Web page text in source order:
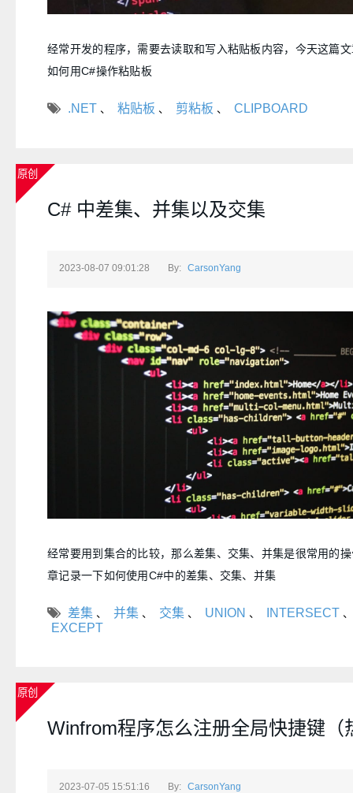
经常开发的程序，需要去读取和写入粘贴板内容，今天这篇
如何用C#操作粘贴板
.NET 、 粘贴板 、 剪粘板 、 CLIPBOARD
原创
C# 中差集、并集以及交集
2023-08-07 09:01:28 By: CarsonYang
经常要用到集合的比较，那么差集、交集、并集是很常用的
章记录一下如何使用C#中的差集、交集、并集
差集 、 并集 、 交集 、 UNION 、 INTERSECT 、
EXCEPT
原创
Winfrom程序怎么注册全局快捷键（
2023-07-05 15:51:16 By: CarsonYang